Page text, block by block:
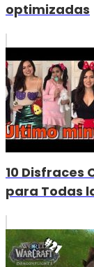
optimizadas
10 Disfraces
para Todas